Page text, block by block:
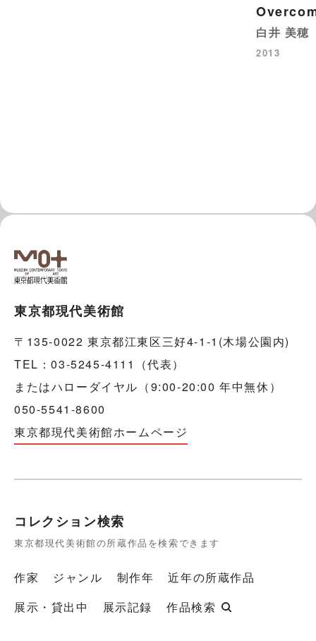
白井 美穂
2013
東京都現代美術館
〒135-0022 東京都江東区三好4-1-1(木場公園内)
TEL：03-5245-4111（代表）
またはハローダイヤル（9:00-20:00 年中無休）
050-5541-8600
東京都現代美術館ホームページ
コレクション検索
東京都現代美術館の所蔵作品を検索できます
作家 ジャンル 制作年
近年の所蔵作品
展示・貸出中
展示記録 作品検索